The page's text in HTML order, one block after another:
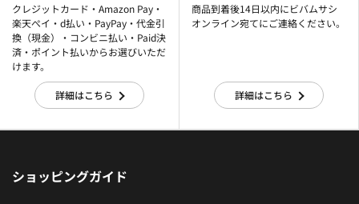
クレジットカード・Amazon Pay・
楽天ぺイ・d払い・PayPay・代金引
換（現金）・コンビニ払い・Paid決
済・ポイント払いからお選びいただ
けます。
詳細はこちら
商品到着後14日以内にビバムサシ
オンライン宛てにご連絡ください。
詳細はこちら
ショッピングガイド